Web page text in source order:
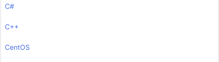
C#
C++
CentOS